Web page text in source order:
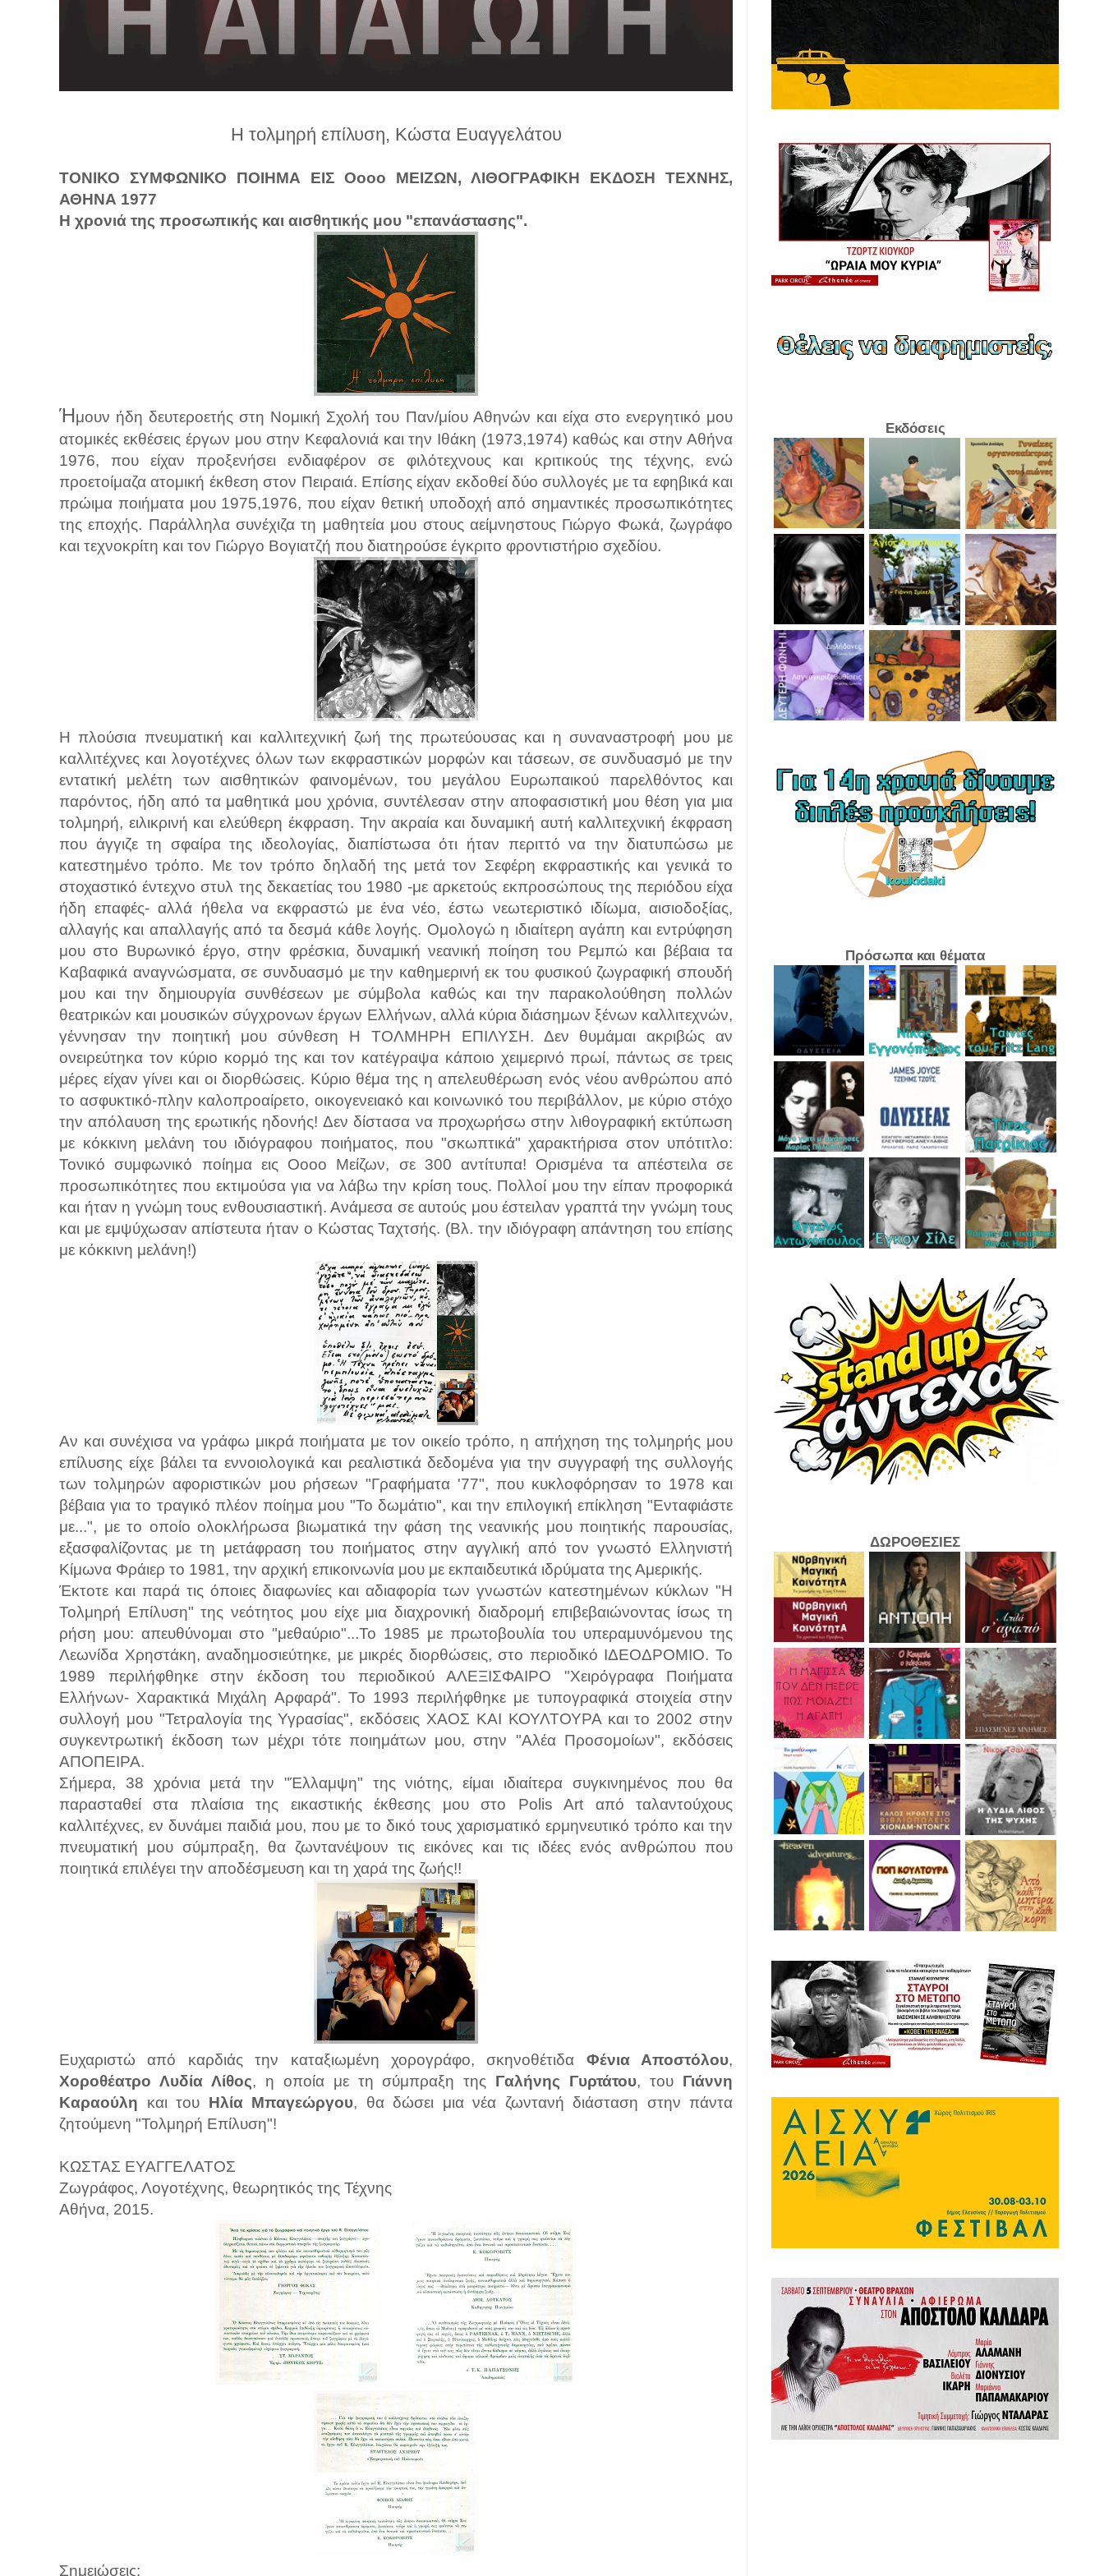
Η τολμηρή επίλυση, Κώστα Ευαγγελάτου
ΤΟΝΙΚΟ ΣΥΜΦΩΝΙΚΟ ΠΟΙΗΜΑ ΕΙΣ Οοοο ΜΕΙΖΩΝ, ΛΙΘΟΓΡΑΦΙΚΗ ΕΚΔΟΣΗ ΤΕΧΝΗΣ,
ΑΘΗΝΑ 1977
Η χρονιά της προσωπικής και αισθητικής μου "επανάστασης".
Ήμουν ήδη δευτεροετής στη Νομική Σχολή του Παν/μίου Αθηνών και είχα στο ενεργητικό μου
ατομικές εκθέσεις έργων μου στην Κεφαλονιά και την Ιθάκη (1973,1974) καθώς και στην Αθήνα
1976, που είχαν προξενήσει ενδιαφέρον σε φιλότεχνους και κριτικούς της τέχνης, ενώ
προετοίμαζα ατομική έκθεση στον Πειραιά. Επίσης είχαν εκδοθεί δύο συλλογές με τα εφηβικά και
πρώιμα ποιήματα μου 1975,1976, που είχαν θετική υποδοχή από σημαντικές προσωπικότητες
της εποχής. Παράλληλα συνέχιζα τη μαθητεία μου στους αείμνηστους Γιώργο Φωκά, ζωγράφο
και τεχνοκρίτη και τον Γιώργο Βογιατζή που διατηρούσε έγκριτο φροντιστήριο σχεδίου.
Η πλούσια πνευματική και καλλιτεχνική ζωή της πρωτεύουσας και η συναναστροφή μου με
καλλιτέχνες και λογοτέχνες όλων των εκφραστικών μορφών και τάσεων, σε συνδυασμό με την
εντατική μελέτη των αισθητικών φαινομένων, του μεγάλου Ευρωπαικού παρελθόντος και
παρόντος, ήδη από τα μαθητικά μου χρόνια, συντέλεσαν στην αποφασιστική μου θέση για μια
τολμηρή, ειλικρινή και ελεύθερη έκφραση. Την ακραία και δυναμική αυτή καλλιτεχνική έκφραση
που άγγιζε τη σφαίρα της ιδεολογίας, διαπίστωσα ότι ήταν περιττό να την διατυπώσω με
κατεστημένο τρόπο. Με τον τρόπο δηλαδή της μετά τον Σεφέρη εκφραστικής και γενικά το
στοχαστικό έντεχνο στυλ της δεκαετίας του 1980 -με αρκετούς εκπροσώπους της περιόδου είχα
ήδη επαφές- αλλά ήθελα να εκφραστώ με ένα νέο, έστω νεωτεριστικό ιδίωμα, αισιοδοξίας,
αλλαγής και απαλλαγής από τα δεσμά κάθε λογής. Ομολογώ η ιδιαίτερη αγάπη και εντρύφηση
μου στο Βυρωνικό έργο, στην φρέσκια, δυναμική νεανική ποίηση του Ρεμπώ και βέβαια τα
Καβαφικά αναγνώσματα, σε συνδυασμό με την καθημερινή εκ του φυσικού ζωγραφική σπουδή
μου και την δημιουργία συνθέσεων με σύμβολα καθώς και την παρακολούθηση πολλών
θεατρικών και μουσικών σύγχρονων έργων Ελλήνων, αλλά κύρια διάσημων ξένων καλλιτεχνών,
γέννησαν την ποιητική μου σύνθεση Η ΤΟΛΜΗΡΗ ΕΠΙΛΥΣΗ. Δεν θυμάμαι ακριβώς αν
ονειρεύτηκα τον κύριο κορμό της και τον κατέγραψα κάποιο χειμερινό πρωί, πάντως σε τρεις
μέρες είχαν γίνει και οι διορθώσεις. Κύριο θέμα της η απελευθέρωση ενός νέου ανθρώπου από
το ασφυκτικό-πλην καλοπροαίρετο, οικογενειακό και κοινωνικό του περιβάλλον, με κύριο στόχο
την απόλαυση της ερωτικής ηδονής! Δεν δίστασα να προχωρήσω στην λιθογραφική εκτύπωση
με κόκκινη μελάνη του ιδιόγραφου ποιήματος, που "σκωπτικά" χαρακτήρισα στον υπότιτλο:
Τονικό συμφωνικό ποίημα εις Οοοο Μείζων, σε 300 αντίτυπα! Ορισμένα τα απέστειλα σε
προσωπικότητες που εκτιμούσα για να λάβω την κρίση τους. Πολλοί μου την είπαν προφορικά
και ήταν η γνώμη τους ενθουσιαστική. Ανάμεσα σε αυτούς μου έστειλαν γραπτά την γνώμη τους
και με εμψύχωσαν απίστευτα ήταν ο Κώστας Ταχτσής. (Βλ. την ιδιόγραφη απάντηση του επίσης
με κόκκινη μελάνη!)
Αν και συνέχισα να γράφω μικρά ποιήματα με τον οικείο τρόπο, η απήχηση της τολμηρής μου
επίλυσης είχε βάλει τα εννοιολογικά και ρεαλιστικά δεδομένα για την συγγραφή της συλλογής
των τολμηρών αφοριστικών μου ρήσεων "Γραφήματα '77", που κυκλοφόρησαν το 1978 και
βέβαια για το τραγικό πλέον ποίημα μου "Το δωμάτιο", και την επιλογική επίκληση "Ενταφιάστε
με...", με το οποίο ολοκλήρωσα βιωματικά την φάση της νεανικής μου ποιητικής παρουσίας,
εξασφαλίζοντας με τη μετάφραση του ποιήματος στην αγγλική από τον γνωστό Ελληνιστή
Κίμωνα Φράιερ το 1981, την αρχική επικοινωνία μου με εκπαιδευτικά ιδρύματα της Αμερικής.
Έκτοτε και παρά τις όποιες διαφωνίες και αδιαφορία των γνωστών κατεστημένων κύκλων "Η
Τολμηρή Επίλυση" της νεότητος μου είχε μια διαχρονική διαδρομή επιβεβαιώνοντας ίσως τη
ρήση μου: απευθύνομαι στο "μεθαύριο"...Το 1985 με πρωτοβουλία του υπεραμυνόμενου της
Λεωνίδα Χρηστάκη, αναδημοσιεύτηκε, με μικρές διορθώσεις, στο περιοδικό ΙΔΕΟΔΡΟΜΙΟ. Το
1989 περιλήφθηκε στην έκδοση του περιοδικού ΑΛΕΞΙΣΦΑΙΡΟ "Χειρόγραφα Ποιήματα
Ελλήνων- Χαρακτικά Μιχάλη Αρφαρά". Το 1993 περιλήφθηκε με τυπογραφικά στοιχεία στην
συλλογή μου "Τετραλογία της Υγρασίας", εκδόσεις ΧΑΟΣ ΚΑΙ ΚΟΥΛΤΟΥΡΑ και το 2002 στην
συγκεντρωτική έκδοση των μέχρι τότε ποιημάτων μου, στην "Αλέα Προσομοίων", εκδόσεις
ΑΠΟΠΕΙΡΑ.
Σήμερα, 38 χρόνια μετά την "Έλλαμψη" της νιότης, είμαι ιδιαίτερα συγκινημένος που θα
παρασταθεί στα πλαίσια της εικαστικής έκθεσης μου στο Polis Art από ταλαντούχους
καλλιτέχνες, εν δυνάμει παιδιά μου, που με το δικό τους χαρισματικό ερμηνευτικό τρόπο και την
πνευματική μου σύμπραξη, θα ζωντανέψουν τις εικόνες και τις ιδέες ενός ανθρώπου που
ποιητικά επιλέγει την αποδέσμευση και τη χαρά της ζωής!!
Ευχαριστώ από καρδιάς την καταξιωμένη χορογράφο, σκηνοθέτιδα Φένια Αποστόλου,
Χοροθέατρο Λυδία Λίθος, η οποία με τη σύμπραξη της Γαλήνης Γυρτάτου, του Γιάννη
Καραούλη και του Ηλία Μπαγεώργου, θα δώσει μια νέα ζωντανή διάσταση στην πάντα
ζητούμενη "Τολμηρή Επίλυση"!
ΚΩΣΤΑΣ ΕΥΑΓΓΕΛΑΤΟΣ
Ζωγράφος, Λογοτέχνης, θεωρητικός της Τέχνης
Αθήνα, 2015.
Σημειώσεις:
Εκδόσεις
Πρόσωπα και θέματα
ΔΩΡΟΘΕΣΙΕΣ